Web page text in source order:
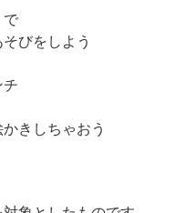
びをしよう
きしちゃおう